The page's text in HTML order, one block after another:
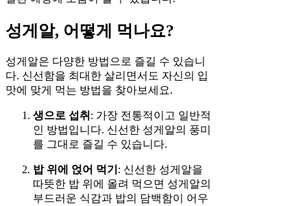
성게알, 어떻게 먹나요?
성게알은 다양한 방법으로 즐길 수 있습니
다. 신선함을 최대한 살리면서도 자신의 입
맛에 맞게 먹는 방법을 찾아보세요.
생으로 섭취 : 가장 전통적이고 일반적
인 방법입니다. 신선한 성게알의 풍미
를 그대로 즐길 수 있습니다.
밥 위에 얹어 먹기 : 신선한 성게알을
따뜻한 밥 위에 올려 먹으면 성게알의
부드러운 식감과 밥의 담백함이 어우